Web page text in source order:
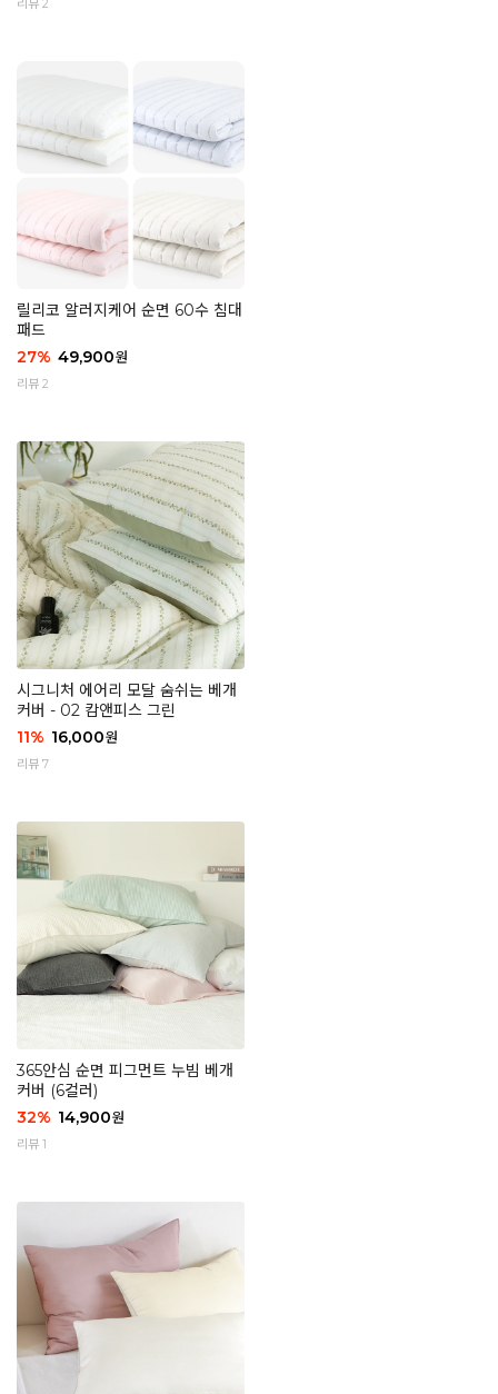
리뷰 2
릴리코 알러지케어 순면 60수 침대
패드
27% 49,900원
리뷰 2
시그니처 에어리 모달 숨쉬는 베개
커버 - 02 캄앤피스 그린
11% 16,000원
리뷰 7
365안심 순면 피그먼트 누빔 베개
커버 (6컬러)
32% 14,900원
리뷰 1